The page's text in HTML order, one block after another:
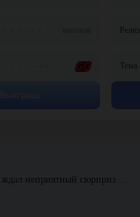
неприятный сюрприз…